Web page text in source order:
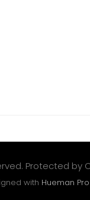
Protected by
with Hueman Pro